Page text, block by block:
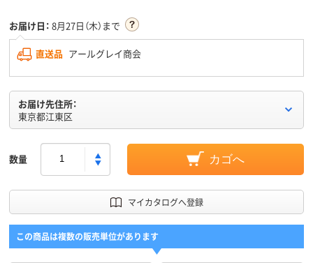
お届け日： 8月27日（木）まで
直送品 アールグレイ商会
お届け先住所：
東京都江東区
数量 カゴへ
マイカタログへ登録
この商品は複数の販売単位があります